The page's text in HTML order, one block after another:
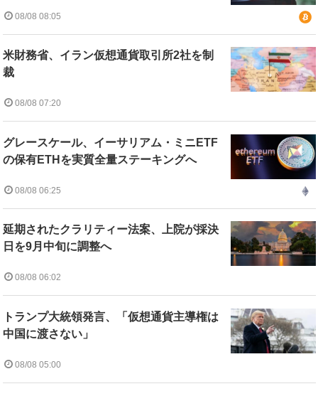
08/08 08:05
米財務省、イラン仮想通貨取引所2社を制
裁
08/08 07:20
グレースケール、イーサリアム・ミニETF
の保有ETHを実質全量ステーキングへ
08/08 06:25
延期されたクラリティー法案、上院が採決
日を9月中旬に調整へ
08/08 06:02
トランプ大統領発言、「仮想通貨主導権は
中国に渡さない」
08/08 05:00